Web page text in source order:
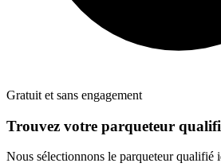
Gratuit et sans engagement
Trouvez votre parqueteur
Nous sélectionnons le parqueteurqualifié